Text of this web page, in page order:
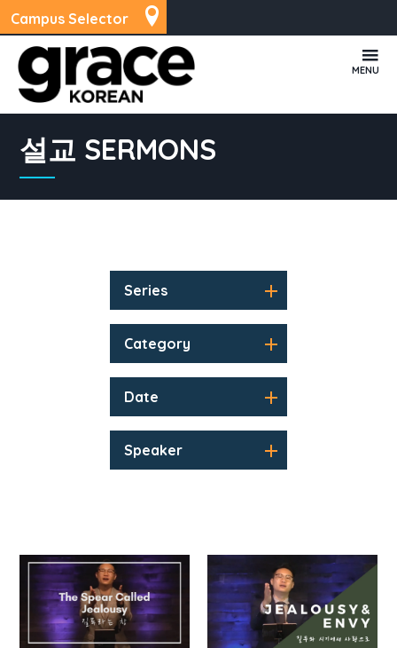
Campus Selector
MENU
설교 SERMONS
Series
Category
Date
Speaker